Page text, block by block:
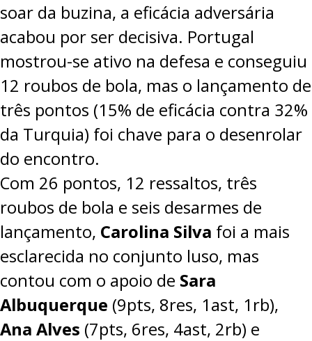
soar da buzina, a eficácia adversária
acabou por ser decisiva. Portugal
mostrou-se ativo na defesa e conseguiu
12 roubos de bola, mas o lançamento de
três pontos (15% de eficácia contra 32%
da Turquia) foi chave para o desenrolar
do encontro.
Com 26 pontos, 12 ressaltos, três
roubos de bola e seis desarmes de
lançamento, Carolina Silva foi a mais
esclarecida no conjunto luso, mas
contou com o apoio de Sara
Albuquerque (9pts, 8res, 1ast, 1rb),
Ana Alves (7pts, 6res, 4ast, 2rb) e